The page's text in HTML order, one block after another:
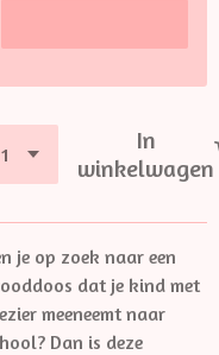
In
winkelwagen
je op zoek naar een
dat je kind met
meeneemt naar
Dan is deze